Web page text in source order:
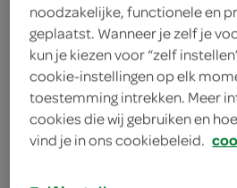
Damhert denkt met je mee!
geniet bewust en gezond van
haverkoekjes
deze haverkoekjes zijn
noodzakelijke, functionele en
geplaatst. Wanneer je zelf je
kun je kiezen voor “zelf
cookie-instellingen op elk
toestemming intrekken. Meer
cookies die wij gebruiken en
vind je in ons cookiebeleid.